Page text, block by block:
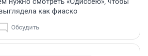
как фиаско
Обсудить